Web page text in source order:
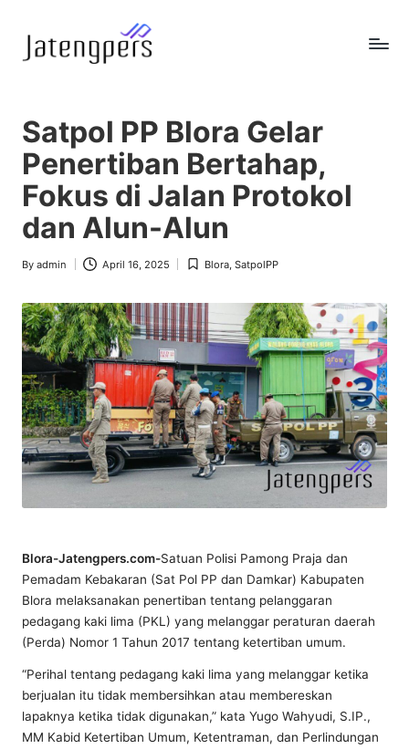
a
t
e
n
g
p
e
r
s
Pemerintah
Satpol PP Blora Gelar
Penertiban Bertahap,
Fokus di Jalan Protokol
dan Alun-Alun
Posted
By admin April 16, 2025
Posted
Blora ,SatpolPP
Blora-Jatengpers.com-Satuan Polisi Pamong Praja dan
Pemadam Kebakaran (Sat Pol PP dan Damkar) Kabupaten
Blora melaksanakan penertiban tentang pelanggaran
pedagang kaki lima (PKL) yang melanggar peraturan daerah
(Perda) Nomor 1 Tahun 2017 tentang ketertiban umum.
“Perihal tentang pedagang kaki lima yang melanggar ketika
berjualan itu tidak membersihkan atau membereskan
lapaknya ketika tidak digunakan,” kata Yugo Wahyudi, S.IP.,
MM Kabid Ketertiban Umum, Ketentraman, dan Perlindungan